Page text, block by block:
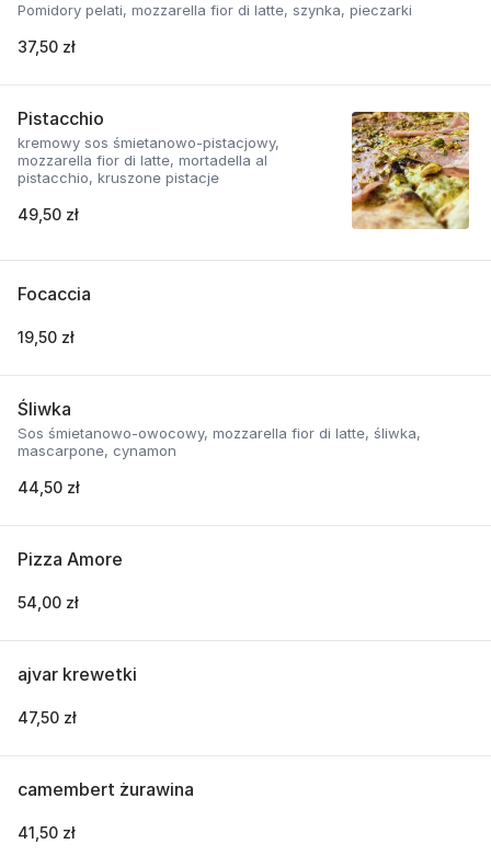
Pomidory pelati, mozzarella fior di latte, szynka, pieczarki
37,50 zł
Pistacchio
kremowy sos śmietanowo-pistacjowy,
mozzarella fior di latte, mortadella al
pistacchio, kruszone pistacje
49,50 zł
Focaccia
19,50 zł
Śliwka
Sos śmietanowo-owocowy, mozzarella fior di latte, śliwka,
mascarpone, cynamon
44,50 zł
Pizza Amore
54,00 zł
ajvar krewetki
47,50 zł
camembert żurawina
41,50 zł